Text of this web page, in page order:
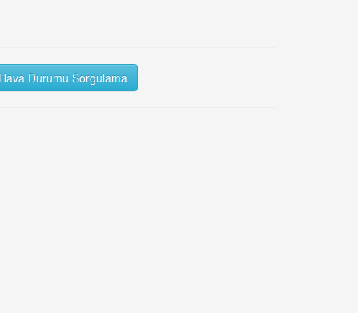
Hava Durumu Sorgulama